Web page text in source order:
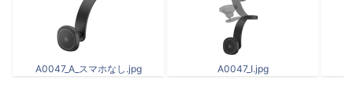
A0047_A_スマホなし.jpg A0047_I.jpg